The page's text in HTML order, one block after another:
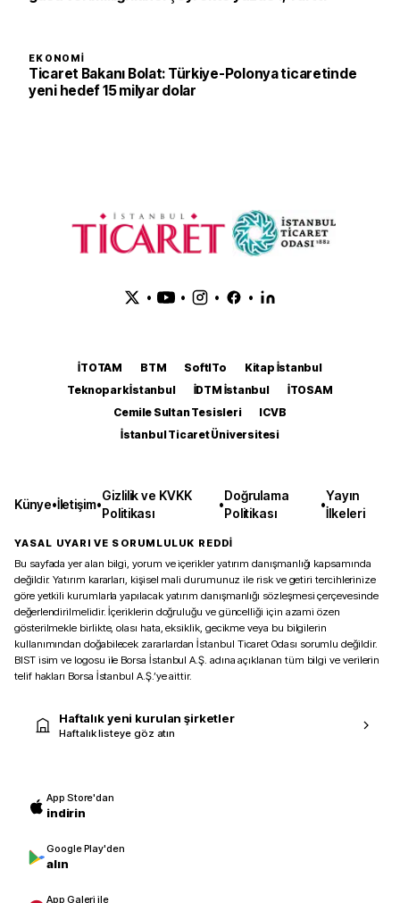
EKONOMI
Ticaret Bakanı Bolat: Türkiye-Polonya ticaretinde
yeni hedef 15 milyar dolar
• • • •
İTOTAM BTM SoftITo
Kitap İstanbul
Teknopark İstanbul
İDTM İstanbul
İTOSAM
Cemile Sultan Tesisleri
ICVB
İstanbul Ticaret Üniversitesi
Künye•İletişim•
Gizlilik ve KVKK
Politikası
•
Doğrulama
Politikası
•
Yayın
İlkeleri
YASAL UYARI VE SORUMLULUK REDDİ
Bu sayfada yer alan bilgi, yorum ve içerikler yatırım danışmanlığı kapsamında
değildir. Yatırım kararları, kişisel mali durumunuz ile risk ve getiri tercihlerinize
göre yetkili kurumlarla yapılacak yatırım danışmanlığı sözleşmesi çerçevesinde
değerlendirilmelidir. İçeriklerin doğruluğu ve güncelliği için azami özen
gösterilmekle birlikte, olası hata, eksiklik, gecikme veya bu bilgilerin
kullanımından doğabilecek zararlardan İstanbul Ticaret Odası sorumlu değildir.
BIST isim ve logosu ile Borsa İstanbul A.Ş. adına açıklanan tüm bilgi ve verilerin
telif hakları Borsa İstanbul A.Ş.’ye aittir.
Haftalık yeni kurulan şirketler
Haftalık listeye göz atın
App Store'dan
indirin
Google Play'den
alın
App Galeri ile